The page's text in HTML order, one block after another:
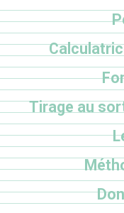
Tirage au